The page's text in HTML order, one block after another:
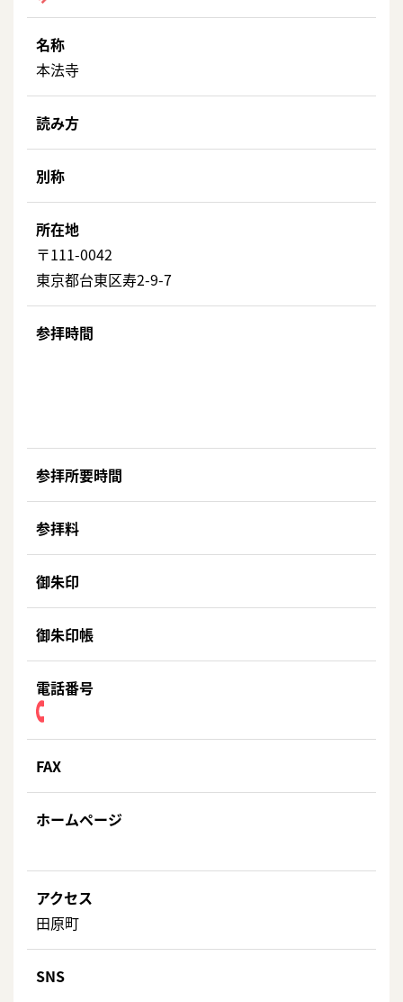
名称
本法寺
読み方
別称
所在地
〒111-0042
東京都台東区寿2-9-7
参拝時間
参拝所要時間
参拝料
御朱印
御朱印帳
電話番号
FAX
ホームページ
アクセス
田原町
SNS